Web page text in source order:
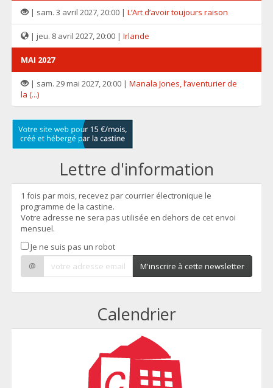
| sam. 3 avril 2027, 20:00 | L’Art d’avoir toujours raison
| jeu. 8 avril 2027, 20:00 | Irlande
MAI 2027
| sam. 29 mai 2027, 20:00 | Manala Jones, l’aventurier de
la (...)
Lettre d'information
1 fois par mois, recevez par courrier électronique le
programme de la castine.
Votre adresse ne sera pas utilisée en dehors de cet envoi
mensuel.
Je ne suis pas un robot
@
M'inscrire à cette newsletter
Calendrier